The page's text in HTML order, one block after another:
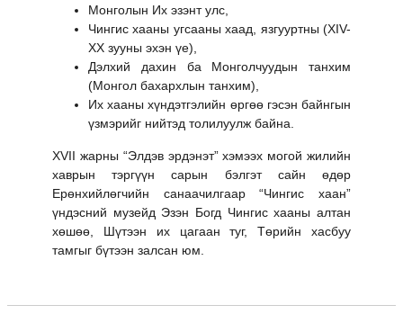
Монголын Их эзэнт улс,
Чингис хааны угсааны хаад, язгууртны (XIV-
XX зууны эхэн үе),
Дэлхий дахин ба Монголчуудын танхим
(Монгол бахархлын танхим),
Их хааны хүндэтгэлийн өргөө гэсэн байнгын
үзмэрийг нийтэд толилуулж байна.
XVII жарны “Элдэв эрдэнэт” хэмээх могой жилийн
хаврын тэргүүн сарын бэлгэт сайн өдөр
Ерөнхийлөгчийн санаачилгаар “Чингис хаан”
үндэсний музейд Эзэн Богд Чингис хааны алтан
хөшөө, Шүтээн их цагаан туг, Төрийн хасбуу
тамгыг бүтээн залсан юм.